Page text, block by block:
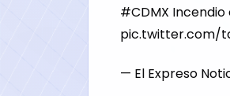
#CDMX
pic.twitter.com/
— El Expreso